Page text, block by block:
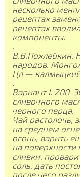
несколько
рецептах
рецептах
компоненты:
.
В.В.Похлебкин.
народов.
Ця —
.
Вариант I. 200-
сливочного
черного перца.
Чай растолочь,
на среднем
огонь, варить
на поверхности
сливки,
соль, дать
после чего